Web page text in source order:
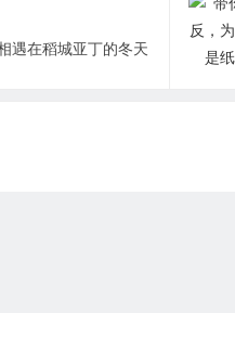
遇在稻城亚丁的冬天